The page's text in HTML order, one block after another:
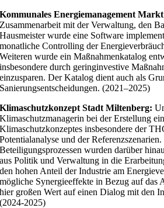
Kommunales Energiemanagement
Zusammenarbeit mit der Verwaltung, den
Hausmeister wurde eine Software
monatliche Controlling der
Weiteren wurde ein Maßnahmenkatalog
insbesondere durch geringinvestive
einzusparen. Der Katalog dient auch als
Sanierungsentscheidungen. (2021–2025)
Klimaschutzkonzept Stadt Miltenberg:
Klimaschutzmanagerin bei der Erstellung
Klimaschutzkonzeptes insbesondere der
Potentialanalyse und der
Beteiligungsprozessen wurden darüber
aus Politik und Verwaltung in die
den hohen Anteil der Industrie am
mögliche Synergieeffekte in Bezug auf das
hier großen Wert auf einen Dialog mit den
(2024-2025)